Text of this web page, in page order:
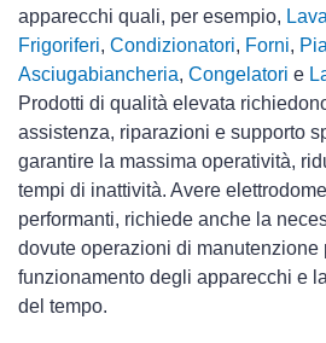
apparecchi quali, per esempio,
Frigoriferi, Condizionatori, Forni,
Asciugabiancheria, Congelatori e
Prodotti di qualità elevata
assistenza, riparazioni e supporto
garantire la massima operatività,
tempi di inattività. Avere
performanti, richiede anche la
dovute operazioni di manutenzione
funzionamento degli apparecchi e
del tempo.